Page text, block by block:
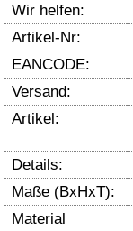
Wir helfen:
Artikel-Nr:
EANCODE:
Versand:
Artikel:
Details:
Maße (BxHxT):
Material